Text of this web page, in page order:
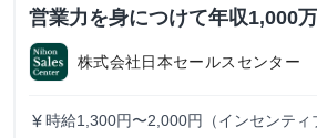
営業力を身につけて年収1,000
せんか？ ※当社直結内定あり #
可 #1.2年生可 - 株式会社日本セ
の長期・有給インターンシップ
株式会社日本セールスセンター
currency_yen 時給1,300円〜2,000円（インセンティ